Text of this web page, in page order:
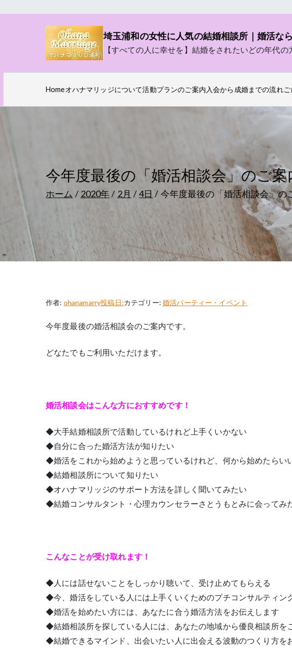
埼玉浦和の女性に人気の結婚相談所｜婚活な
【すべての人に幸せを】結婚をされたいどの年代
Homeオハナマリッジについて活動プランのご案内 入会から成婚までの流れご
今年度最後の「婚活相談会」のご
ホーム 2020年 2月 4日 今年度最後の「婚活相談会」の
作者: ohanamarry投稿日:カテゴリー:婚活パーティー・イベント
今年度最後の婚活相談会のご案内です。
どなたでもご利用いただけます。
婚活相談会はこんな方におすすめです！
◆大手結婚相談所で活動しているけれど上手くいかない
◆自分に合った婚活方法が知りたい
◆婚活をこれから始めようと思っているけれど、何から始めたらい
◆結婚相談所について知りたい
◆オハナマリッジのサポート方法を詳しく聞いてみたい
◆結婚コンサルタント・心理カウンセラーさとうもとみに会ってみ
こんなことが受け取れます！
◆人には話せないことをしっかり聴いて、受け止めてもらえる
◆今、婚活をしている人には上手くいくためのプチコンサルティン
◆婚活を始めたい方には、あなたに合う婚活方法をお伝えします
◆結婚相談所を探している人には、あなたの地域から優良相談所を
◆結婚できるマインド、出会いたい人に出会える波動のつくり方を